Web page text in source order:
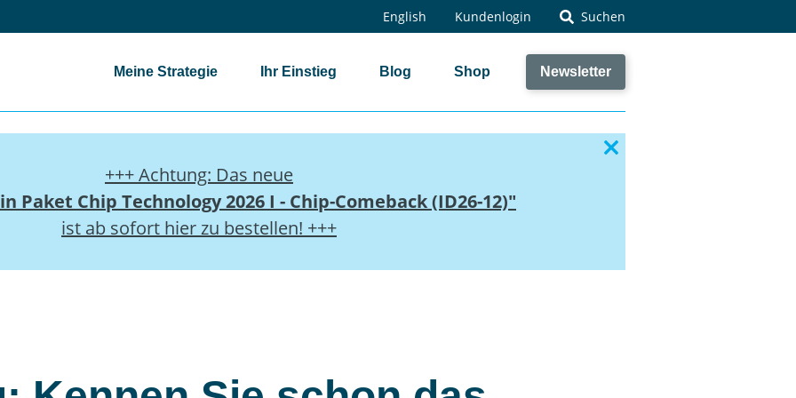
English Kundenlogin Suchen
Meine Strategie Ihr Einstieg Blog Shop Newsletter
+++ Achtung: Das neue
Paket Chip Technology 2026 I - Chip-Comeback (ID26-12)"
ist ab sofort hier zu bestellen! +++